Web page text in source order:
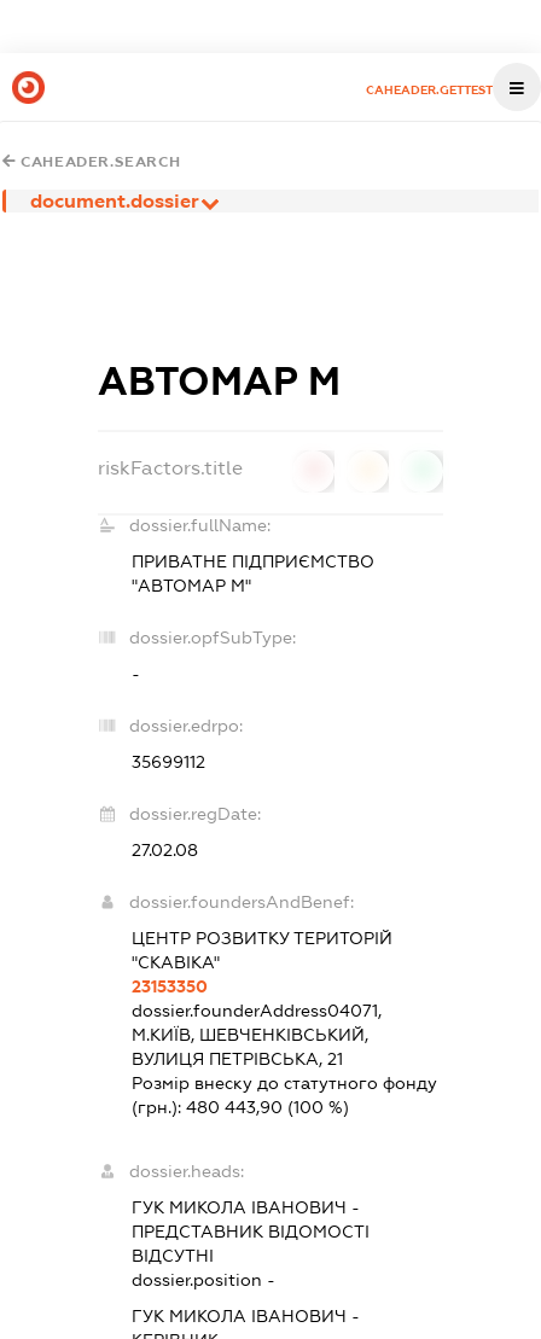
CAHEADER.GETTEST
CAHEADER.SEARCH
document.dossier
АВТОМАР М
riskFactors.title
dossier.fullName:
ПРИВАТНЕ ПІДПРИЄМСТВО
"АВТОМАР М"
dossier.opfSubType:
-
dossier.edrpo:
35699112
dossier.regDate:
27.02.08
dossier.foundersAndBenef:
ЦЕНТР РОЗВИТКУ ТЕРИТОРІЙ
"СКАВІКА"
23153350
dossier.founderAddress04071,
М.КИЇВ, ШЕВЧЕНКІВСЬКИЙ,
ВУЛИЦЯ ПЕТРІВСЬКА, 21
Розмір внеску до статутного фонду
(грн.): 480 443,90 (100 %)
dossier.heads:
ГУК МИКОЛА ІВАНОВИЧ -
ПРЕДСТАВНИК ВІДОМОСТІ
ВІДСУТНІ
dossier.position -
ГУК МИКОЛА ІВАНОВИЧ -